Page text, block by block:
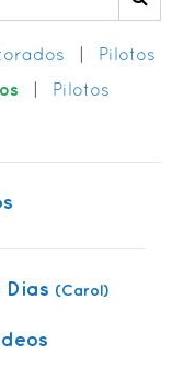
Pilotos
Pilotos
Dias (Carol)